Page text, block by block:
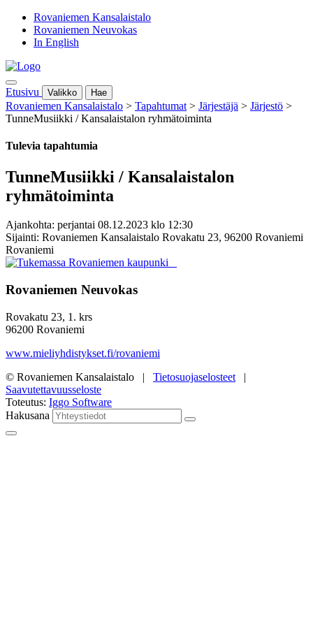
Rovaniemen Kansalaistalo
Rovaniemen Neuvokas
In English
Etusivu Valikko Hae
Rovaniemen Kansalaistalo > Tapahtumat > Järjestäjä > Järjestö >
TunneMusiikki / Kansalaistalon ryhmätoiminta
Tulevia tapahtumia
TunneMusiikki / Kansalaistalon
ryhmätoiminta
Ajankohta: perjantai 08.12.2023 klo 12:30
Sijainti: Rovaniemen Kansalaistalo Rovakatu 23, 96200 Rovaniemi
Rovaniemi
Rovaniemen Neuvokas
Rovakatu 23, 1. krs
96200 Rovaniemi
www.mieliyhdistykset.fi/rovaniemi
© Rovaniemen Kansalaistalo | Tietosuojaselosteet |
Saavutettavuusseloste
Toteutus: Iggo Software
Hakusana